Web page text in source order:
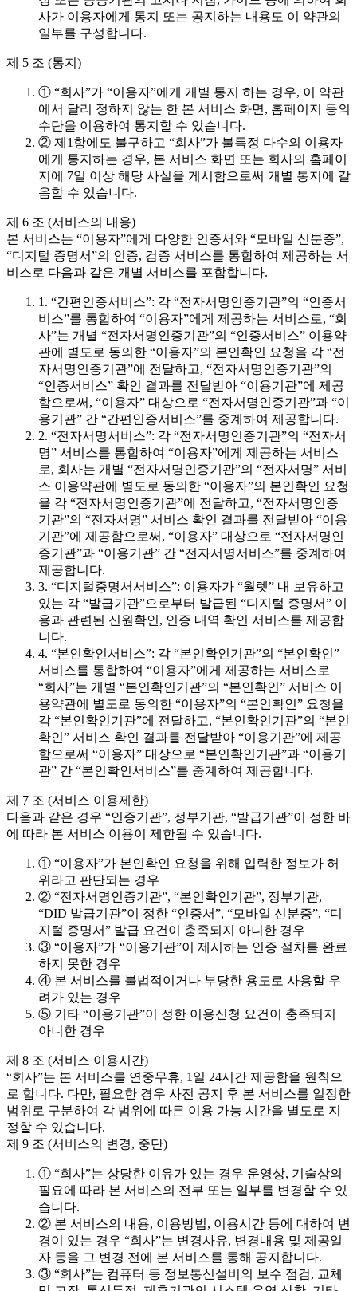
사가 이용자에게 통지 또는 공지하는 내용도 이 약관의
일부를 구성합니다.
제 5 조 (통지)
① “회사”가 “이용자”에게 개별 통지 하는 경우, 이 약관
에서 달리 정하지 않는 한 본 서비스 화면, 홈페이지 등의
수단을 이용하여 통지할 수 있습니다.
② 제1항에도 불구하고 “회사”가 불특정 다수의 이용자
에게 통지하는 경우, 본 서비스 화면 또는 회사의 홈페이
지에 7일 이상 해당 사실을 게시함으로써 개별 통지에 갈
음할 수 있습니다.
제 6 조 (서비스의 내용)
본 서비스는 “이용자”에게 다양한 인증서와 “모바일 신분증”,
“디지털 증명서”의 인증, 검증 서비스를 통합하여 제공하는 서
비스로 다음과 같은 개별 서비스를 포함합니다.
1. “간편인증서비스”: 각 “전자서명인증기관”의 “인증서
비스”를 통합하여 “이용자”에게 제공하는 서비스로, “회
사”는 개별 “전자서명인증기관”의 “인증서비스” 이용약
관에 별도로 동의한 “이용자”의 본인확인 요청을 각 “전
자서명인증기관”에 전달하고, “전자서명인증기관”의
“인증서비스” 확인 결과를 전달받아 “이용기관”에 제공
함으로써, “이용자” 대상으로 “전자서명인증기관”과 “이
용기관” 간 “간편인증서비스”를 중계하여 제공합니다.
2. “전자서명서비스”: 각 “전자서명인증기관”의 “전자서
명” 서비스를 통합하여 “이용자”에게 제공하는 서비스
로, 회사는 개별 “전자서명인증기관”의 “전자서명” 서비
스 이용약관에 별도로 동의한 “이용자”의 본인확인 요청
을 각 “전자서명인증기관”에 전달하고, “전자서명인증
기관”의 “전자서명” 서비스 확인 결과를 전달받아 “이용
기관”에 제공함으로써, “이용자” 대상으로 “전자서명인
증기관”과 “이용기관” 간 “전자서명서비스”를 중계하여
제공합니다.
3. “디지털증명서서비스”: 이용자가 “월렛” 내 보유하고
있는 각 “발급기관”으로부터 발급된 “디지털 증명서” 이
용과 관련된 신원확인, 인증 내역 확인 서비스를 제공합
니다.
4. “본인확인서비스”: 각 “본인확인기관”의 “본인확인”
서비스를 통합하여 “이용자”에게 제공하는 서비스로
“회사”는 개별 “본인확인기관”의 “본인확인” 서비스 이
용약관에 별도로 동의한 “이용자”의 “본인확인” 요청을
각 “본인확인기관”에 전달하고, “본인확인기관”의 “본인
확인” 서비스 확인 결과를 전달받아 “이용기관”에 제공
함으로써 “이용자” 대상으로 “본인확인기관”과 “이용기
관” 간 “본인확인서비스”를 중계하여 제공합니다.
제 7 조 (서비스 이용제한)
다음과 같은 경우 “인증기관”, 정부기관, “발급기관”이 정한 바
에 따라 본 서비스 이용이 제한될 수 있습니다.
① “이용자”가 본인확인 요청을 위해 입력한 정보가 허
위라고 판단되는 경우
② “전자서명인증기관”, “본인확인기관”, 정부기관,
“DID 발급기관”이 정한 “인증서”, “모바일 신분증”, “디
지털 증명서” 발급 요건이 충족되지 아니한 경우
③ “이용자”가 “이용기관”이 제시하는 인증 절차를 완료
하지 못한 경우
④ 본 서비스를 불법적이거나 부당한 용도로 사용할 우
려가 있는 경우
⑤ 기타 “이용기관”이 정한 이용신청 요건이 충족되지
아니한 경우
제 8 조 (서비스 이용시간)
“회사”는 본 서비스를 연중무휴, 1일 24시간 제공함을 원칙으
로 합니다. 다만, 필요한 경우 사전 공지 후 본 서비스를 일정한
범위로 구분하여 각 범위에 따른 이용 가능 시간을 별도로 지
정할 수 있습니다.
제 9 조 (서비스의 변경, 중단)
① “회사”는 상당한 이유가 있는 경우 운영상, 기술상의
필요에 따라 본 서비스의 전부 또는 일부를 변경할 수 있
습니다.
② 본 서비스의 내용, 이용방법, 이용시간 등에 대하여 변
경이 있는 경우 “회사”는 변경사유, 변경내용 및 제공일
자 등을 그 변경 전에 본 서비스를 통해 공지합니다.
③ “회사”는 컴퓨터 등 정보통신설비의 보수 점검, 교체